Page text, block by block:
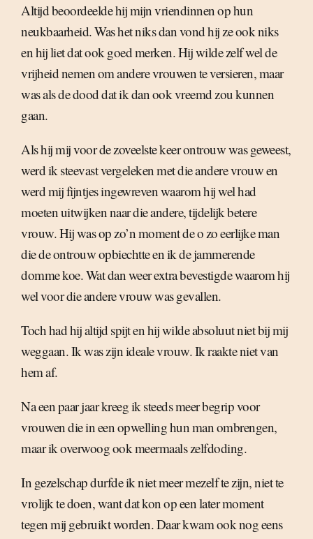
Altijd beoordeelde hij mijn vriendinnen op hun
neukbaarheid. Was het niks dan vond hij ze ook niks
en hij liet dat ook goed merken. Hij wilde zelf wel de
vrijheid nemen om andere vrouwen te versieren, maar
was als de dood dat ik dan ook vreemd zou kunnen
gaan.
Als hij mij voor de zoveelste keer ontrouw was geweest,
werd ik steevast vergeleken met die andere vrouw en
werd mij fijntjes ingewreven waarom hij wel had
moeten uitwijken naar die andere, tijdelijk betere
vrouw. Hij was op zo’n moment de o zo eerlijke man
die de ontrouw opbiechtte en ik de jammerende
domme koe. Wat dan weer extra bevestigde waarom hij
wel voor die andere vrouw was gevallen.
Toch had hij altijd spijt en hij wilde absoluut niet bij mij
weggaan. Ik was zijn ideale vrouw. Ik raakte niet van
hem af.
Na een paar jaar kreeg ik steeds meer begrip voor
vrouwen die in een opwelling hun man ombrengen,
maar ik overwoog ook meermaals zelfdoding.
In gezelschap durfde ik niet meer mezelf te zijn, niet te
vrolijk te doen, want dat kon op een later moment
tegen mij gebruikt worden. Daar kwam ook nog eens